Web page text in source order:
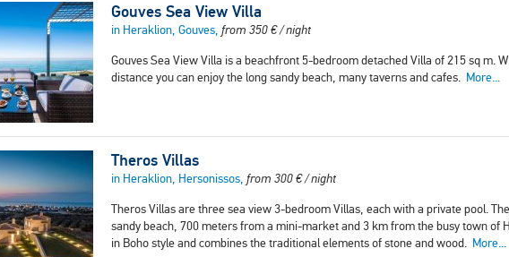
Gouves Sea View Villa
in Heraklion, Gouves, from 350€/ night
Gouves Sea View Villa is a beachfront 5-bedroom detached Villa of 215 sq m.
distance you can enjoy the long sandy beach, many taverns and cafes. More...
Theros Villas
in Heraklion, Hersonissos, from 300€/ night
Theros Villas are three sea view 3-bedroom Villas, each with a private pool.
sandy beach, 700 meters from a mini-market and 3 km from the busy town of
in Boho style and combines the traditional elements of stone and wood. More...